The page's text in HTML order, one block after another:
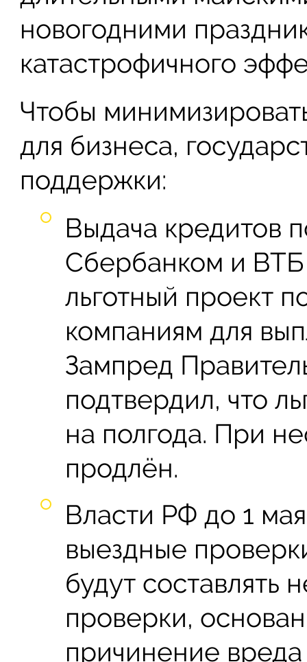
новогодними
катастрофичного
Чтобы
для бизнеса,
поддержки:
Выдача кредитов
Сбербанком и ВТБ
льготный проект
компаниям для
Зампред
подтвердил, что
на полгода. При
продлён.
Власти РФ до 1
выездные
будут составлять
проверки,
причинение